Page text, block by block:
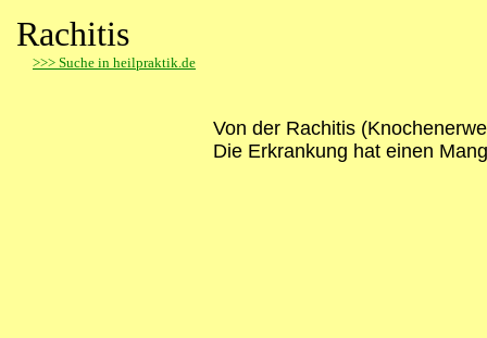
Rachitis
>>> Suche in heilpraktik.de
Von der Rachitis
Die Erkrankung hat einen